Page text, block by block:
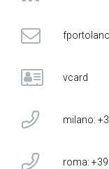
vcard
milano:
roma: